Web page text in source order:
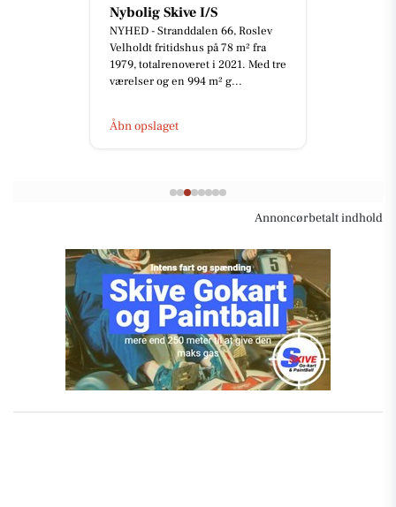
Autocentralen Skive
📢 GIVES VÆK! Vi har en bunke
ringbind, som kan afhentes gratis
hos Autocentralen Skive. Først til
mølle – de gives væk i d...
Åbn opslaget
Annoncørbetalt indhold